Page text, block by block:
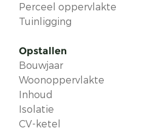
Perceel oppervlakte
Tuinligging
Opstallen
Bouwjaar
Woonoppervlakte
Inhoud
Isolatie
CV-ketel